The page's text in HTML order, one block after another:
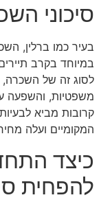
סיכוני
בעיר כמו ברלין,
במיוחד בקרב
לסוג זה של השכרה,
משפטיות, והשפעה
קרובות מביא
המקומיים ועלה
כיצד
להפחית